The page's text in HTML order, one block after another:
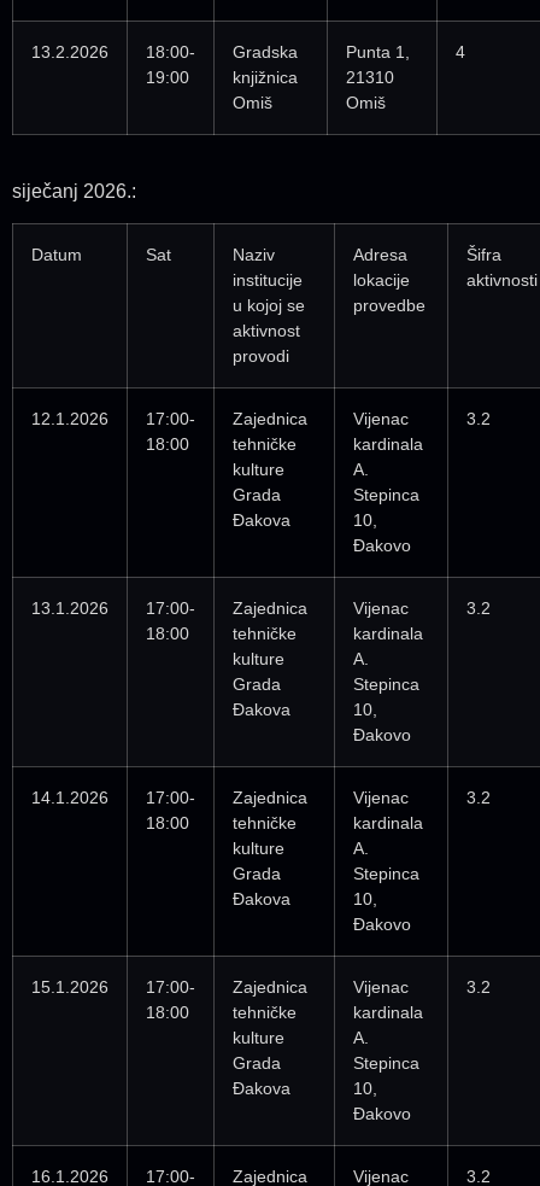
13.2.2026
18:00-
19:00
Gradska
knjižnica
Omiš
Punta 1,
21310
Omiš
4
siječanj 2026.:
Datum Sat
Naziv
institucije
u kojoj se
aktivnost
provodi
Adresa
lokacije
provedbe
Šifra
aktivnosti
12.1.2026
17:00-
18:00
Zajednica
tehničke
kulture
Grada
Đakova
Vijenac
kardinala
A.
Stepinca
10,
Đakovo
3.2
13.1.2026
17:00-
18:00
Zajednica
tehničke
kulture
Grada
Đakova
Vijenac
kardinala
A.
Stepinca
10,
Đakovo
3.2
14.1.2026
17:00-
18:00
Zajednica
tehničke
kulture
Grada
Đakova
Vijenac
kardinala
A.
Stepinca
10,
Đakovo
3.2
15.1.2026
17:00-
18:00
Zajednica
tehničke
kulture
Grada
Đakova
Vijenac
kardinala
A.
Stepinca
10,
Đakovo
3.2
16.1.2026 17:00- Zajednica Vijenac 3.2